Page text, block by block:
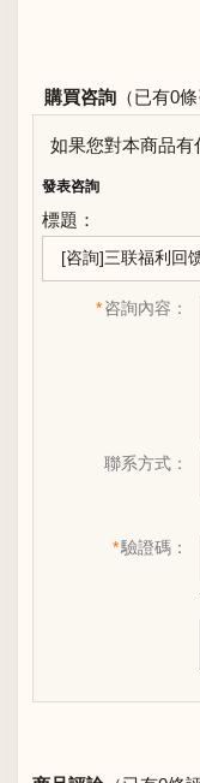
購買咨詢 （已有0條
如果您對本商品有
發表咨詢
標題：
*咨詢內容：
聯系方式：
*驗證碼：